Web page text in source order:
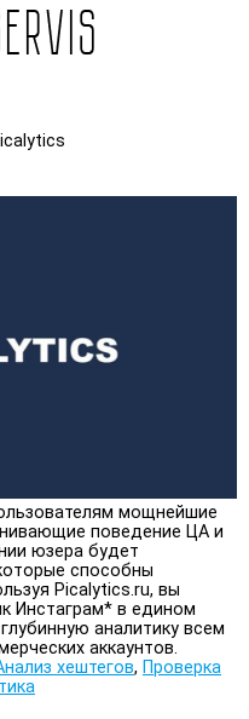
мощнейшие
поведение ЦА и
юзера будет
способны
Picalytics.ru, вы
Инстаграм* в едином
аналитику всем
аккаунтов.
хештегов, Проверка